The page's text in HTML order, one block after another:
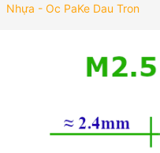
Nhựa - Oc PaKe Dau Tron